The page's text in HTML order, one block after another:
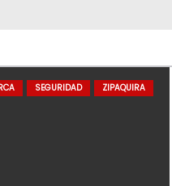
SEGURIDAD ZIPAQUIRA